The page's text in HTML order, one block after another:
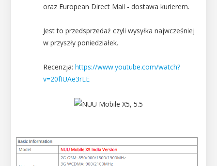
oraz European Direct Mail - dostawa kurierem.
Jest to przedsprzedaż czyli wysyłka najwcześniej
w przyszły poniedziałek.
Recenzja: https://www.youtube.com/watch?
v=20fIUAe3rLE